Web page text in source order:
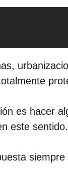
es hacer
este sentido.